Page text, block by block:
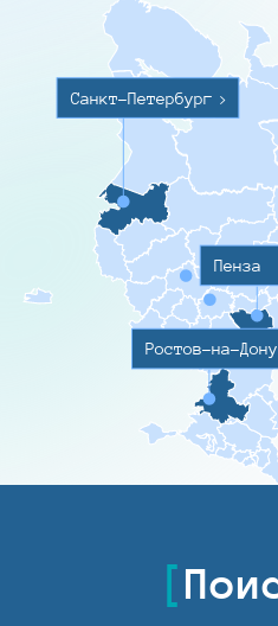
Санкт-Петербург >
Ростов-на-Дону
Пенза